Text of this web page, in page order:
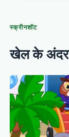
स्क्रीनशॉट
खेल के अंदर